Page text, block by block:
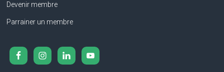
Devenir membre
Parrainer un membre